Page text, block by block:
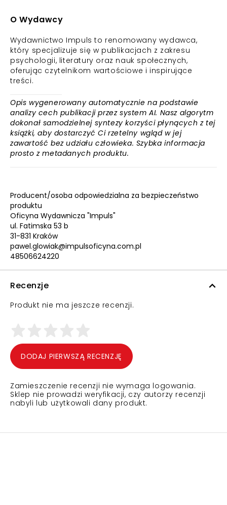
O Wydawcy
Wydawnictwo Impuls to renomowany wydawca,
który specjalizuje się w publikacjach z zakresu
psychologii, literatury oraz nauk społecznych,
oferując czytelnikom wartościowe i inspirujące
treści.
Opis wygenerowany automatycznie na podstawie
analizy cech publikacji przez system AI. Nasz algorytm
dokonał samodzielnej syntezy korzyści płynących z tej
książki, aby dostarczyć Ci rzetelny wgląd w jej
zawartość bez udziału człowieka. Szybka informacja
prosto z metadanych produktu.
Producent/osoba odpowiedzialna za bezpieczeństwo
produktu
Oficyna Wydawnicza "Impuls"
ul. Fatimska 53 b
31-831 Kraków
pawel.glowiak@impulsoficyna.com.pl
48506624220
Recenzje
Produkt nie ma jeszcze recenzji.
DODAJ PIERWSZĄ RECENZJĘ
Zamieszczenie recenzji nie wymaga logowania.
Sklep nie prowadzi weryfikacji, czy autorzy recenzji
nabyli lub użytkowali dany produkt.